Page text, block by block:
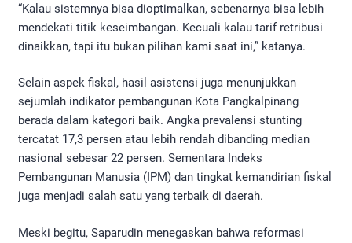
“Kalau sistemnya bisa dioptimalkan, sebenarnya bisa lebih
mendekati titik keseimbangan. Kecuali kalau tarif retribusi
dinaikkan, tapi itu bukan pilihan kami saat ini,” katanya.
Selain aspek fiskal, hasil asistensi juga menunjukkan
sejumlah indikator pembangunan Kota Pangkalpinang
berada dalam kategori baik. Angka prevalensi stunting
tercatat 17,3 persen atau lebih rendah dibanding median
nasional sebesar 22 persen. Sementara Indeks
Pembangunan Manusia (IPM) dan tingkat kemandirian fiskal
juga menjadi salah satu yang terbaik di daerah.
Meski begitu, Saparudin menegaskan bahwa reformasi